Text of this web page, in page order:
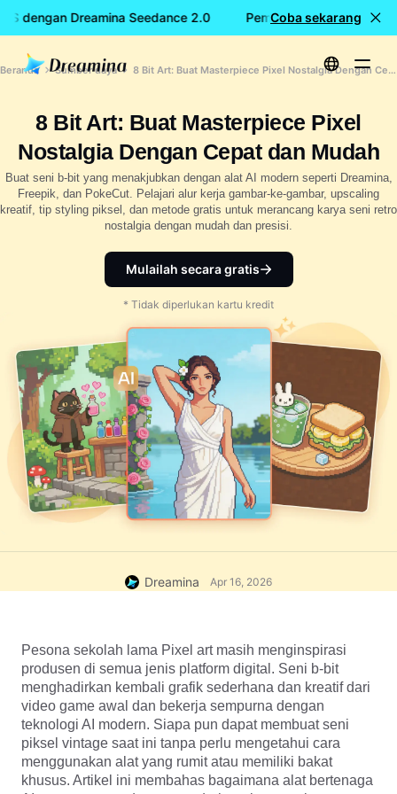
dengan Dreamina Seedance 2.0 Pembuatan video
Coba sekarang
Beranda Sumber daya 8 Bit Art: Buat Masterpiece Pixel Nostalgia Dengan Cepat dan Mudah
8 Bit Art: Buat Masterpiece Pixel
Nostalgia Dengan Cepat dan Mudah
Buat seni b-bit yang menakjubkan dengan alat AI modern seperti Dreamina,
Freepik, dan PokeCut. Pelajari alur kerja gambar-ke-gambar, upscaling
kreatif, tip styling piksel, dan metode gratis untuk merancang karya seni retro
nostalgia dengan mudah dan presisi.
Mulailah secara gratis
* Tidak diperlukan kartu kredit
Dreamina Apr 16, 2026
Pesona sekolah lama Pixel art masih menginspirasi
produsen di semua jenis platform digital. Seni b-bit
menghadirkan kembali grafik sederhana dan kreatif dari
video game awal dan bekerja sempurna dengan
teknologi AI modern. Siapa pun dapat membuat seni
piksel vintage saat ini tanpa perlu mengetahui cara
menggunakan alat yang rumit atau memiliki bakat
khusus. Artikel ini membahas bagaimana alat bertenaga